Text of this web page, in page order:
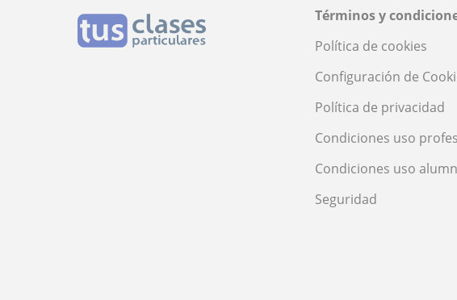
Términos y
Política de cookies
Configuración de
Política de privacidad
Condiciones uso
Condiciones uso
Seguridad